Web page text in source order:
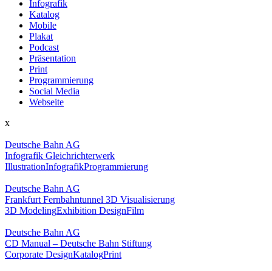
Infografik
Katalog
Mobile
Plakat
Podcast
Präsentation
Print
Programmierung
Social Media
Webseite
x
Deutsche Bahn AG
Infografik Gleichrichterwerk
IllustrationInfografikProgrammierung
Deutsche Bahn AG
Frankfurt Fernbahntunnel 3D Visualisierung
3D ModelingExhibition DesignFilm
Deutsche Bahn AG
CD Manual – Deutsche Bahn Stiftung
Corporate DesignKatalogPrint